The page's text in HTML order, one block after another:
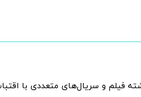
فیلم و سریال‌های متعددی با